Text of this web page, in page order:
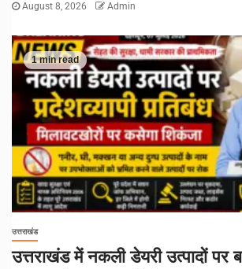
August 8, 2026 Admin
1 min read
उत्तराखंड
उत्तराखंड में नकली डेयरी उत्पादों पर